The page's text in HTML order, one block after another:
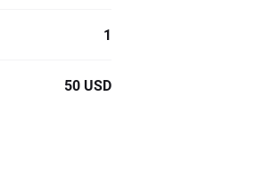
1
50 USD